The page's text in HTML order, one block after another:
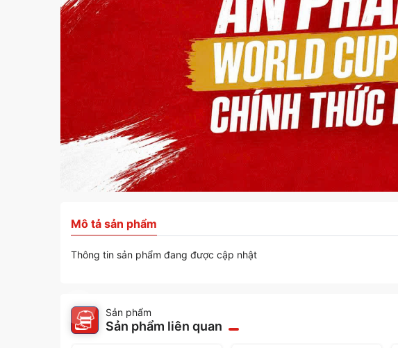
Mô tả sản phẩm
Thông tin sản phẩm đang được cập nhật
Sản phẩm
Sản phẩm liên quan